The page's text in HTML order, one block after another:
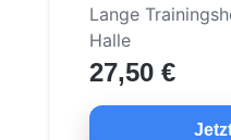
Lange
Halle
27,50 €